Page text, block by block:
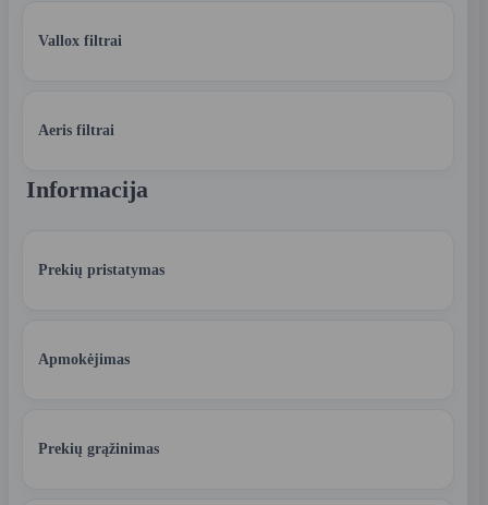
Vallox filtrai
Aeris filtrai
Informacija
Prekių pristatymas
Apmokėjimas
Prekių grąžinimas